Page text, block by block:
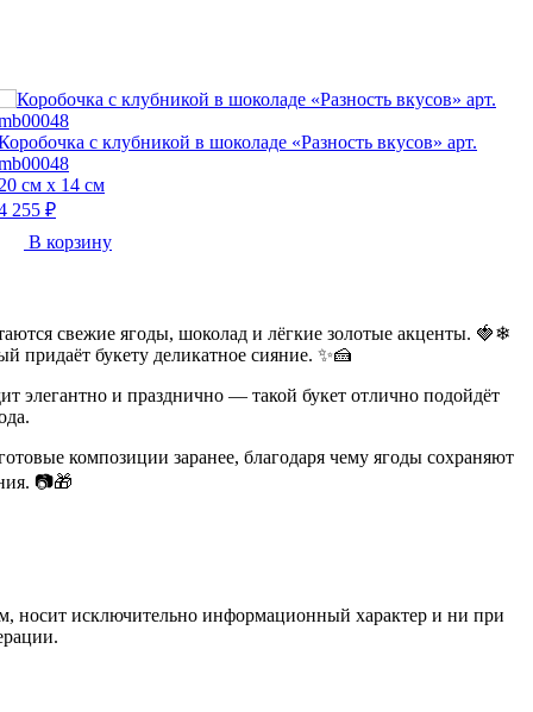
с клубникой в шоколаде «Разность вкусов» арт.
20 см х 14 см
255 ₽
В корзину
свежие ягоды, шоколад и лёгкие золотые акценты. 🍓❄
букету деликатное сияние. ✨🍰
элегантно и празднично — такой букет отлично подойдёт
композиции заранее, благодаря чему ягоды сохраняют
📷🎁
носит исключительно информационный характер и ни при